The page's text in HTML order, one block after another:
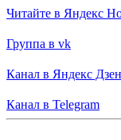
Читайте в Яндекс
Группа в vk
Канал в Яндекс Дзен
Канал в Telegram